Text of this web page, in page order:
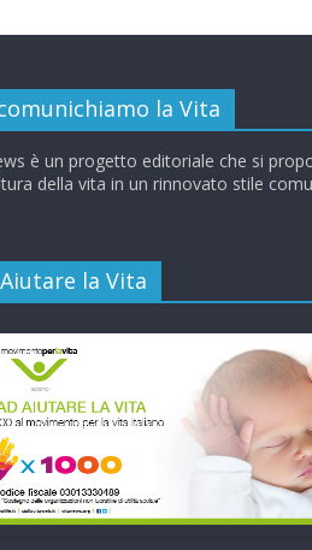
la Vita
è un progetto editoriale che si
della vita in un rinnovato stile
la Vita